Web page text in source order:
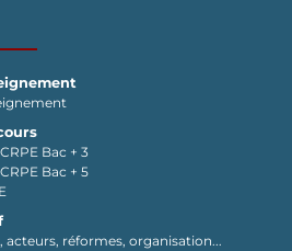
Bac + 3
Bac + 5
acteurs, réformes, organisation...